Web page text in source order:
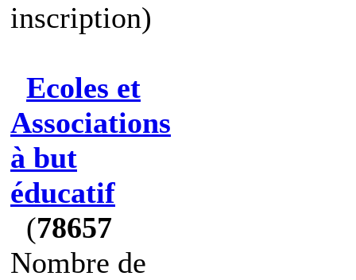
inscription)
Ecoles et
Associations
à but
éducatif
(78657
Nombre de